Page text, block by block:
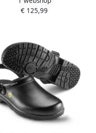
leder EN ISO 20345 SRA
€ 125,99